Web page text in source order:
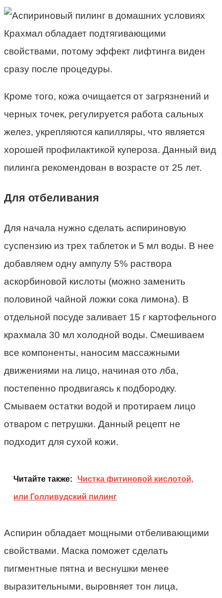
Крахмал обладает подтягивающими
свойствами, потому эффект лифтинга виден
сразу после процедуры.
Кроме того, кожа очищается от загрязнений и
черных точек, регулируется работа сальных
желез, укрепляются капилляры, что является
хорошей профилактикой купероза. Данный вид
пилинга рекомендован в возрасте от 25 лет.
Для отбеливания
Для начала нужно сделать аспириновую
суспензию из трех таблеток и 5 мл воды. В нее
добавляем одну ампулу 5% раствора
аскорбиновой кислоты (можно заменить
половиной чайной ложки сока лимона). В
отдельной посуде заливает 15 г картофельного
крахмала 30 мл холодной воды. Смешиваем
все компоненты, наносим массажными
движениями на лицо, начиная ото лба,
постепенно продвигаясь к подбородку.
Смываем остатки водой и протираем лицо
отваром с петрушки. Данный рецепт не
подходит для сухой кожи.
Читайте также: Чистка фитиновой кислотой,
или Голливудский пилинг
Аспирин обладает мощными отбеливающими
свойствами. Маска поможет сделать
пигментные пятна и веснушки менее
выразительными, выровняет тон лица,